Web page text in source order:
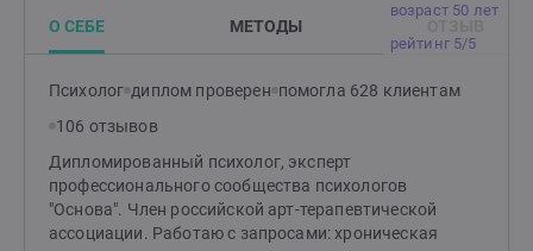
возраст 50 лет
рейтинг 5/5
О СЕБЕ МЕТОДЫ
Психолог диплом проверен помогла 628 клиентам
106 отзывов
Дипломированный психолог, эксперт
профессионального сообщества психологов
"Основа". Член российской арт-терапевтической
ассоциации. Работаю с запросами: хроническая